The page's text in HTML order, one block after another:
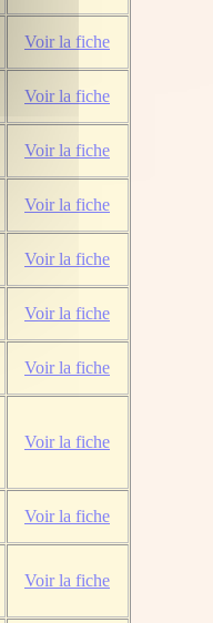
Voir la fiche
Voir la fiche
Voir la fiche
Voir la fiche
Voir la fiche
Voir la fiche
Voir la fiche
Voir la fiche
Voir la fiche
Voir la fiche